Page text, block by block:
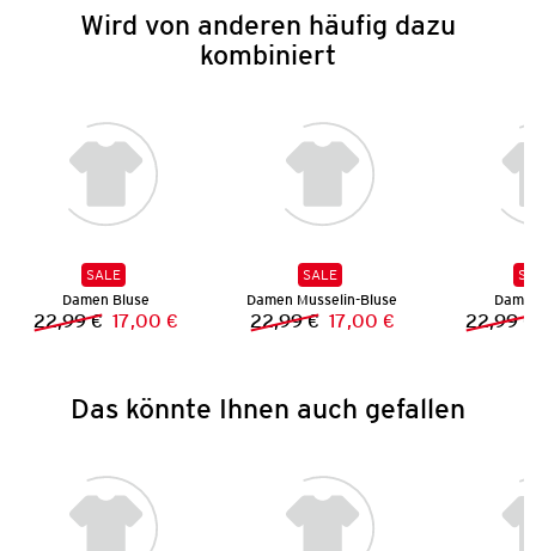
Wird von anderen häufig dazu
kombiniert
SALE
Damen Bluse
Vorheriger Preis:
22,99 € Neuer Preis:
17,00 €
SALE
Damen Musselin-Bluse
Vorheriger Preis:
22,99 € Neuer Preis:
17,00 € 22,99 €
Das könnte Ihnen auch gefallen